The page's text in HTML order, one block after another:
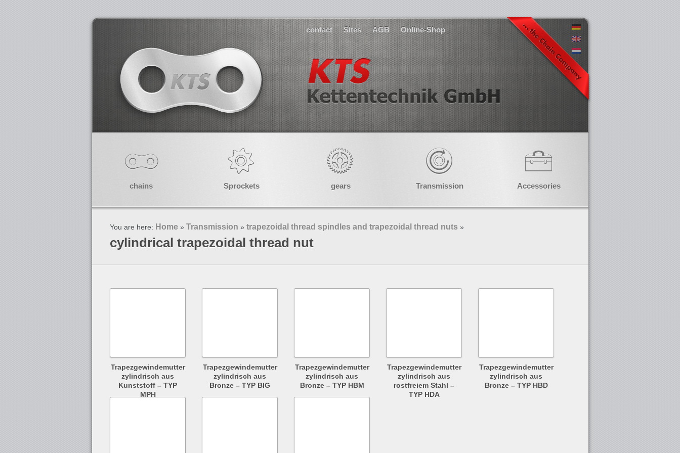
contact Sites AGB Online-Shop
chains Sprockets gears Transmission Accessories
You are here: Home » Transmission » trapezoidal thread spindles and trapezoidal thread nuts »
cylindrical trapezoidal thread nut
Trapezgewindemutter
zylindrisch aus
Kunststoff – TYP
MPH
Trapezgewindemutter
zylindrisch aus
Bronze – TYP BIG
Trapezgewindemutter
zylindrisch aus
Bronze – TYP HBM
Trapezgewindemutter
zylindrisch aus
rostfreiem Stahl –
TYP HDA
Trapezgewindemutter
zylindrisch aus
Bronze – TYP HBD